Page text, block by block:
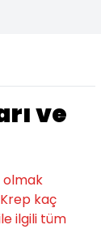
ve
olmak
kaç
ilgili tüm